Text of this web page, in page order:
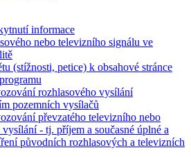
informace
nebo televizního signálu ve
(stížnosti, petice) k obsahové stránce
rozhlasového vysílání
pozemních vysílačů
převzatého televizního nebo
- tj. příjem a současné úplné a
původních rozhlasových a televizních